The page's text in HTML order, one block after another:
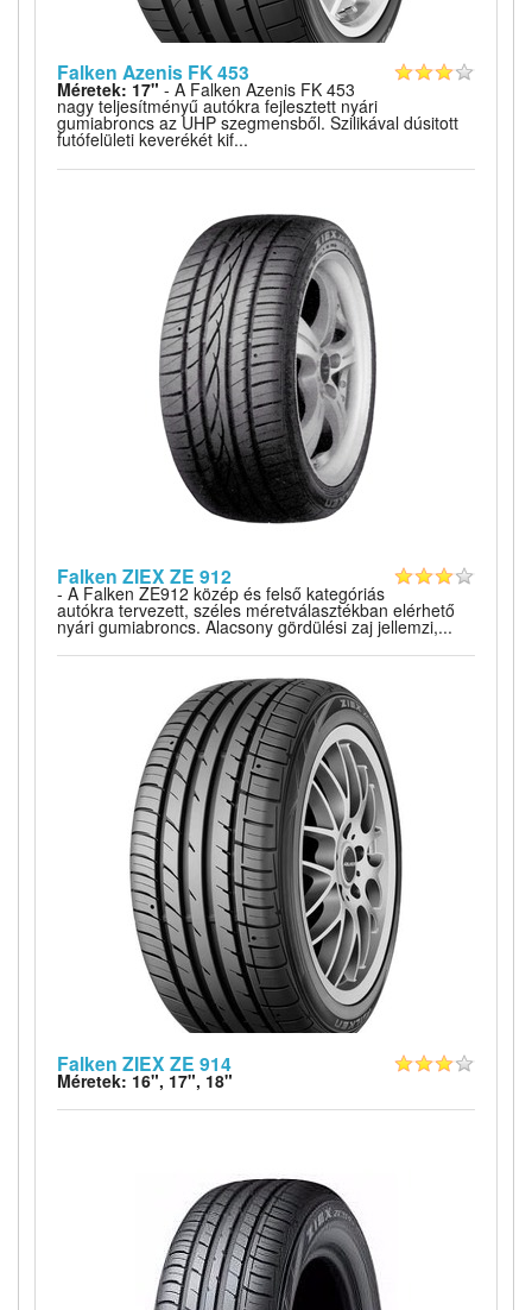
Falken Azenis FK 453
Méretek: 17" - A Falken Azenis FK 453
nagy teljesítményű autókra fejlesztett nyári
gumiabroncs az UHP szegmensből. Szilikával dúsitott
futófelületi keverékét kif...
Falken ZIEX ZE 912
- A Falken ZE912 közép és felső kategóriás
autókra tervezett, széles méretválasztékban elérhető
nyári gumiabroncs. Alacsony gördülési zaj jellemzi,...
Falken ZIEX ZE 914
Méretek: 16", 17", 18"